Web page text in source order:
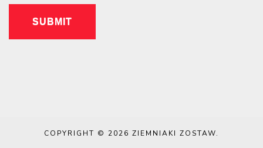
COPYRIGHT © 2026 ZIEMNIAKI ZOSTAW.